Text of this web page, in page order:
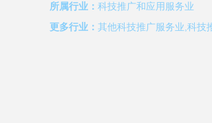
所属行业： 科技推广和应用服务业
更多行业： 其他科技推广服务业,科技